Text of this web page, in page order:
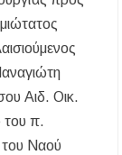
Αιδ. Οικ.
του π.
του Ναού